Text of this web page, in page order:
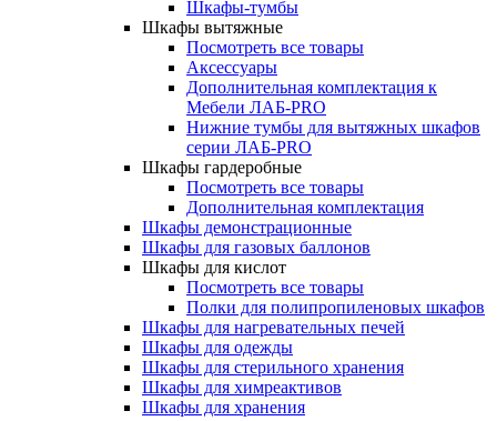
Шкафы-тумбы
Шкафы вытяжные
Посмотреть все товары
Аксессуары
Дополнительная комплектация к
Мебели ЛАБ-PRO
Нижние тумбы для вытяжных шкафов
серии ЛАБ-PRO
Шкафы гардеробные
Посмотреть все товары
Дополнительная комплектация
Шкафы демонстрационные
Шкафы для газовых баллонов
Шкафы для кислот
Посмотреть все товары
Полки для полипропиленовых шкафов
Шкафы для нагревательных печей
Шкафы для одежды
Шкафы для стерильного хранения
Шкафы для химреактивов
Шкафы для хранения